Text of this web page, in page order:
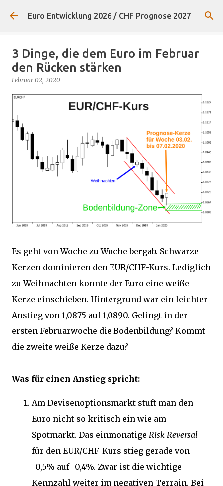
Direkt zum Hauptbereich
Euro Entwicklung 2026 / CHF Prognose 2027
3 Dinge, die dem Euro im Februar
den Rücken stärken
Februar 02, 2020
Es geht von Woche zu Woche bergab. Schwarze
Kerzen dominieren den EUR/CHF-Kurs. Lediglich
zu Weihnachten konnte der Euro eine weiße
Kerze einschieben. Hintergrund war ein leichter
Anstieg von 1,0875 auf 1,0890. Gelingt in der
ersten Februarwoche die Bodenbildung? Kommt
die zweite weiße Kerze dazu?
Was für einen Anstieg spricht:
Am Devisenoptionsmarkt stuft man den
Euro nicht so kritisch ein wie am
Spotmarkt. Das einmonatige Risk Reversal
für den EUR/CHF-Kurs stieg gerade von
-0,5% auf -0,4%. Zwar ist die wichtige
Kennzahl weiter im negativen Terrain. Bei